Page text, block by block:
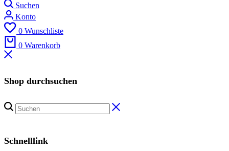
Suchen
Konto
0 Wunschliste
0 Warenkorb
Shop durchsuchen
Schnelllink